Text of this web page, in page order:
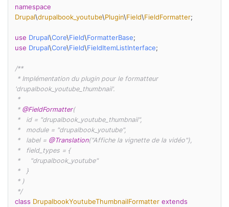
namespace
Drupal\drupalbook_youtube\Plugin\Field\FieldFormatter;
use Drupal\Core\Field\FormatterBase
use Drupal\Core\Field\FieldItemListInterface;
/**
'drupalbook_youtube_thumbnail'.
* @FieldFormatter(
*   label = @Translation("Affiche la vignette de la vidéo"),
*/
class DrupalbookYoutubeThumbnailFormatter extends